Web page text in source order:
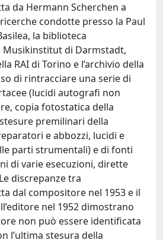
da Hermann Scherchen a
condotte presso la Paul
la biblioteca
Musikinstitut di Darmstadt,
RAI di Torino e l’archivio della
di rintracciare una serie di
(lucidi autografi non
copia fotostatica della
premilinari della
e abbozzi, lucidi e
parti strumentali) e di fonti
di varie esecuzioni, dirette
discrepanze tra
dal compositore nel 1953 e il
nel 1952 dimostrano
non può essere identificata
l’ultima stesura della